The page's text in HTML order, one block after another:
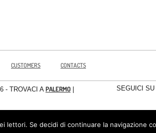
CUSTOMERS CONTACTS
- TROVACI APALERMO | SEGUICI SU
lettori. Se decidi di continuare la navigazione